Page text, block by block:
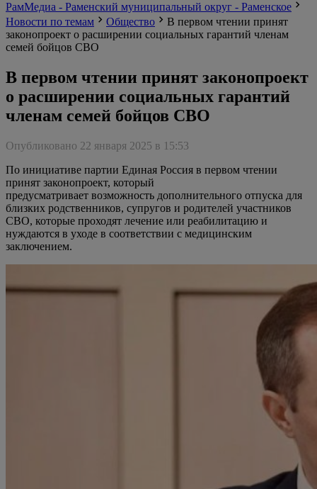
РамМедиа - Раменский муниципальный округ - Раменское
Новости по темам
Общество
В первом чтении принят
законопроект о расширении социальных гарантий членам
семей бойцов СВО
В первом чтении принят законопроект
о расширении социальных гарантий
членам семей бойцов СВО
Опубликовано 22 января 2025 в 15:53
По инициативе партии Единая Россия в первом чтении
принят законопроект, который
предусматривает возможность дополнительного отпуска для
близких родственников, супругов и родителей участников
СВО, которые проходят лечение или реабилитацию и
нуждаются в уходе в соответствии с медицинским
заключением.